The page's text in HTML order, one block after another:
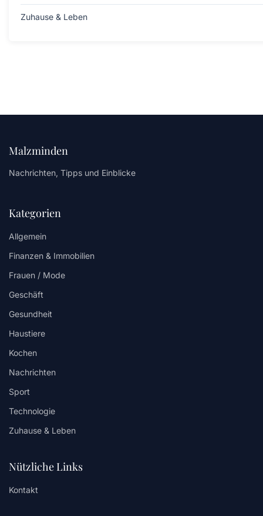
Zuhause & Leben
Malzminden
Nachrichten, Tipps und Einblicke
Kategorien
Allgemein
Finanzen & Immobilien
Frauen / Mode
Geschäft
Gesundheit
Haustiere
Kochen
Nachrichten
Sport
Technologie
Zuhause & Leben
Nützliche Links
Kontakt